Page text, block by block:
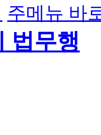
주메뉴 바